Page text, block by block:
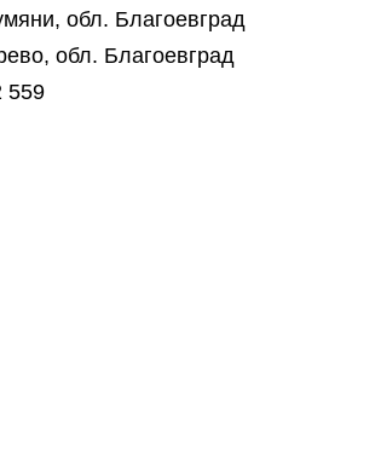
обл. Благоевград
обл. Благоевград
559